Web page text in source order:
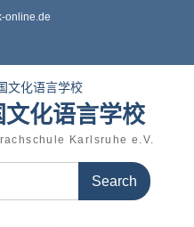
online.de
化语言学校
Karlsruhe e.V.